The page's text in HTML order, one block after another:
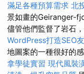
滿足各種預算需求 北
景如畫的Geiranger-
儘管他們監督了岩石
WordPress打造SEO
地圖案的一種很好的
拿學徒實習 現代風裝